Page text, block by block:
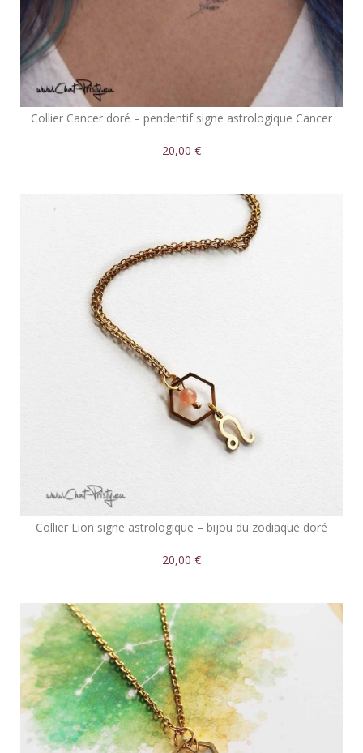
Collier Cancer doré – pendentif signe astrologique Cancer
20,00 €
Collier Lion signe astrologique – bijou du zodiaque doré
20,00 €